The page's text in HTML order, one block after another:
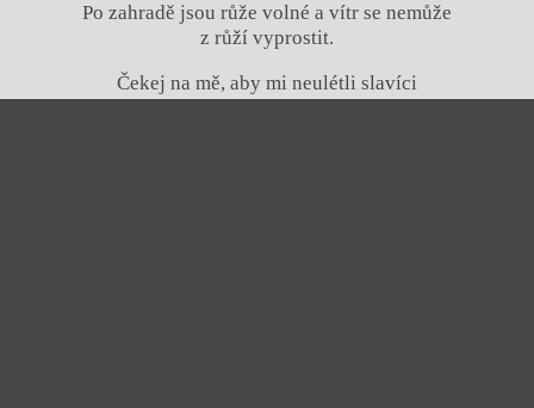
Po zahradě jsou růže volné a vítr se nemůže
z růží vyprostit.
Čekej na mě, aby mi neulétli slavíci